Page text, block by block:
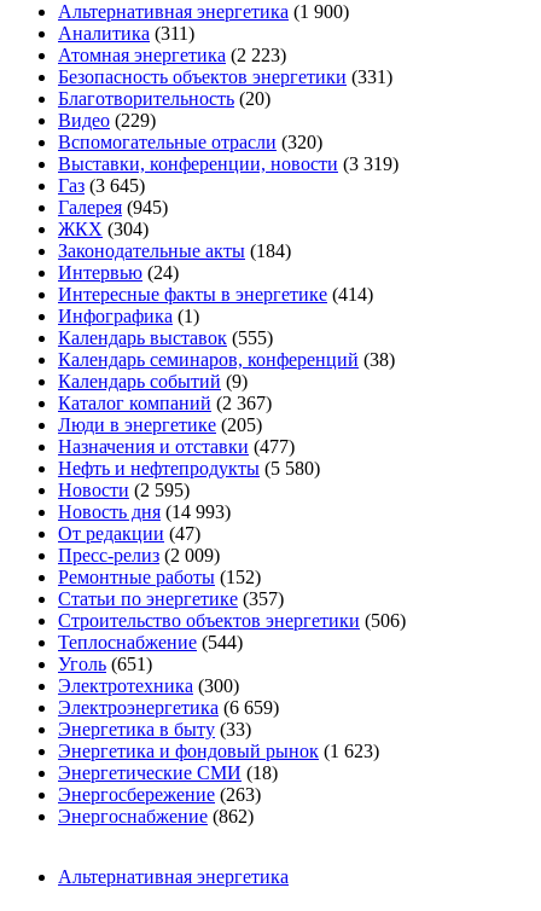
Альтернативная энергетика (1 900)
Аналитика (311)
Атомная энергетика (2 223)
Безопасность объектов энергетики (331)
Благотворительность (20)
Видео (229)
Вспомогательные отрасли (320)
Выставки, конференции, новости (3 319)
Газ (3 645)
Галерея (945)
ЖКХ (304)
Законодательные акты (184)
Интервью (24)
Интересные факты в энергетике (414)
Инфографика (1)
Календарь выставок (555)
Календарь семинаров, конференций (38)
Календарь событий (9)
Каталог компаний (2 367)
Люди в энергетике (205)
Назначения и отставки (477)
Нефть и нефтепродукты (5 580)
Новости (2 595)
Новость дня (14 993)
От редакции (47)
Пресс-релиз (2 009)
Ремонтные работы (152)
Статьи по энергетике (357)
Строительство объектов энергетики (506)
Теплоснабжение (544)
Уголь (651)
Электротехника (300)
Электроэнергетика (6 659)
Энергетика в быту (33)
Энергетика и фондовый рынок (1 623)
Энергетические СМИ (18)
Энергосбережение (263)
Энергоснабжение (862)
Альтернативная энергетика